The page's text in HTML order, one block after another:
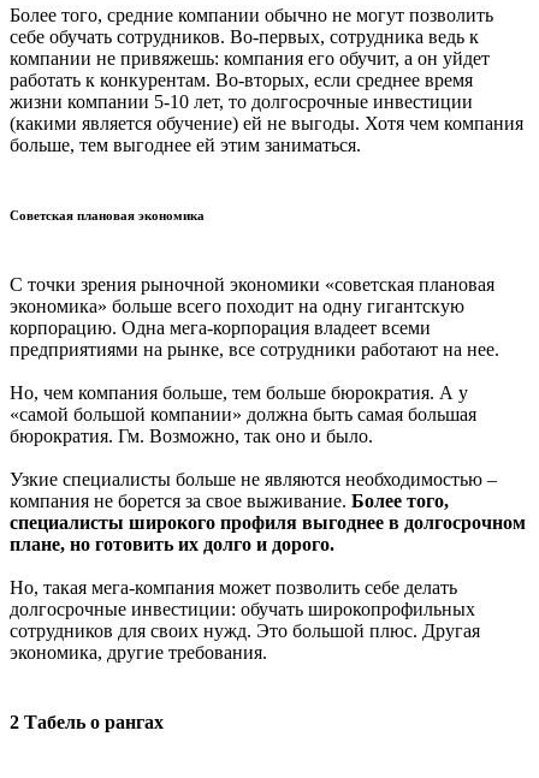
Более того, средние компании обычно не могут позволить
себе обучать сотрудников. Во-первых, сотрудника ведь к
компании не привяжешь: компания его обучит, а он уйдет
работать к конкурентам. Во-вторых, если среднее время
жизни компании 5-10 лет, то долгосрочные инвестиции
(какими является обучение) ей не выгоды. Хотя чем компания
больше, тем выгоднее ей этим заниматься.
Советская плановая экономика
С точки зрения рыночной экономики «советская плановая
экономика» больше всего походит на одну гигантскую
корпорацию. Одна мега-корпорация владеет всеми
предприятиями на рынке, все сотрудники работают на нее.
Но, чем компания больше, тем больше бюрократия. А у
«самой большой компании» должна быть самая большая
бюрократия. Гм. Возможно, так оно и было.
Узкие специалисты больше не являются необходимостью –
компания не борется за свое выживание. Более того,
специалисты широкого профиля выгоднее в долгосрочном
плане, но готовить их долго и дорого.
Но, такая мега-компания может позволить себе делать
долгосрочные инвестиции: обучать широкопрофильных
сотрудников для своих нужд. Это большой плюс. Другая
экономика, другие требования.
2 Табель о рангах